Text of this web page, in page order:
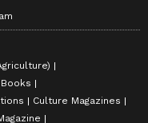
Culture Magazines